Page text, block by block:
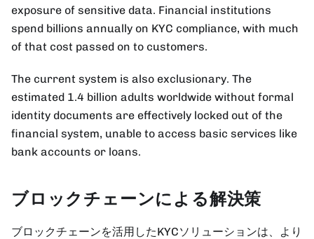
exposure of sensitive data. Financial institutions
spend billions annually on KYC compliance, with much
of that cost passed on to customers.
The current system is also exclusionary. The
estimated 1.4 billion adults worldwide without formal
identity documents are effectively locked out of the
financial system, unable to access basic services like
bank accounts or loans.
ブロックチェーンによる解決策
ブロックチェーンを活用したKYCソリューションは、より